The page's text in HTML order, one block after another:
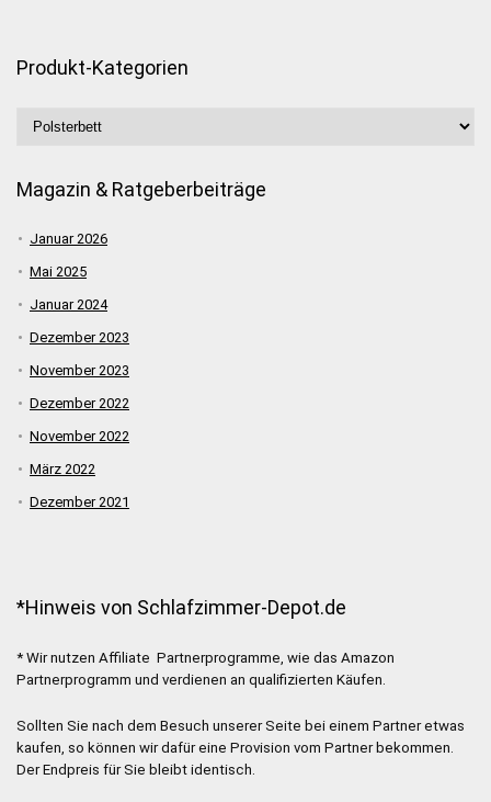
Produkt-Kategorien
Magazin & Ratgeberbeiträge
Januar 2026
Mai 2025
Januar 2024
Dezember 2023
November 2023
Dezember 2022
November 2022
März 2022
Dezember 2021
*Hinweis von Schlafzimmer-Depot.de
* Wir nutzen Affiliate Partnerprogramme, wie das Amazon
Partnerprogramm und verdienen an qualifizierten Käufen.
Sollten Sie nach dem Besuch unserer Seite bei einem Partner etwas
kaufen, so können wir dafür eine Provision vom Partner bekommen.
Der Endpreis für Sie bleibt identisch.